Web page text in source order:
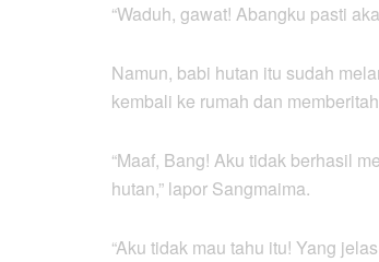
“Waduh, gawat! Abangku pasti
Namun, babi hutan itu sudah
kembali ke rumah dan
“Maaf, Bang! Aku tidak berhasil
hutan,” lapor Sangmaima.
“Aku tidak mau tahu itu! Yang